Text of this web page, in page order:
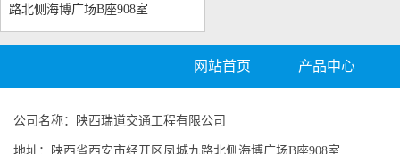
路北侧海博广场B座908室
网站首页 产品中心
公司名称：陕西瑞道交通工程有限公司
地址：陕西省西安市经开区凤城九路北侧海博广场B座908室